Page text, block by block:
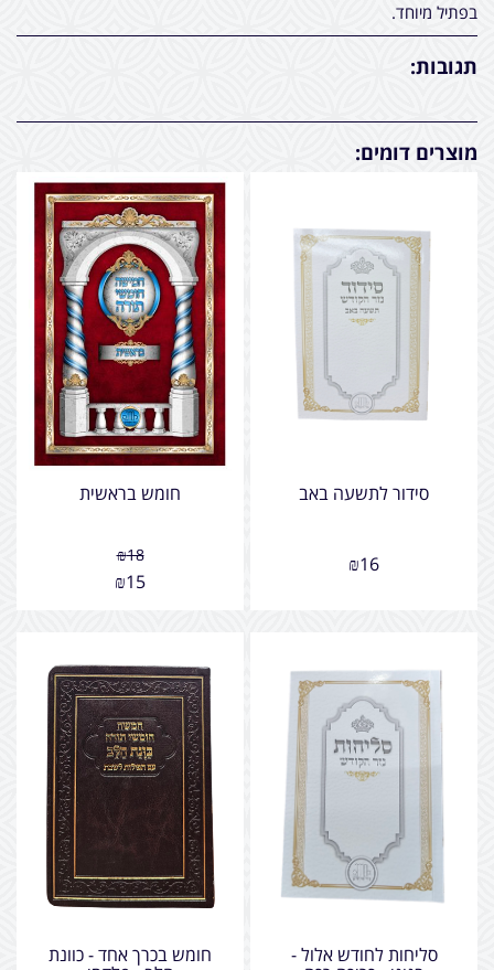
בפתיל מיוחד.
תגובות:
מוצרים דומים:
סידור לתשעה באב
₪16
חומש בראשית
₪18
₪15
סליחות לחודש אלול - חומש בכרך אחד - כוונת